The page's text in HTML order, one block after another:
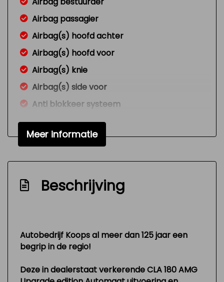
Airbag passagier
Airbag(s) hoofd achter
Airbag(s) hoofd voor
Airbag(s) knie
Airbag(s) side voor
Anti blokkeer systeem
Apk
Autotelefoonvoorbereiding met bluetooth
Bumpers en spiegels in car.kleur
Dealer onderhouden
Metallic lak
Meer informatie
Beschrijving
Autobedrijf Koops al meer dan 125 jaar een
begrip in de regio!
Deze in dealerstaat verkerende CLA 180 AMG